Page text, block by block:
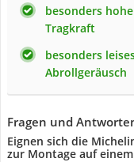
besonders hohe
Tragkraft
besonders
Abrollgeräusch
Fragen und
Eignen sich die
zur Montage auf